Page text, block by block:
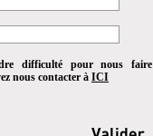
difficulté pour nous faire
nous contacter à ICI